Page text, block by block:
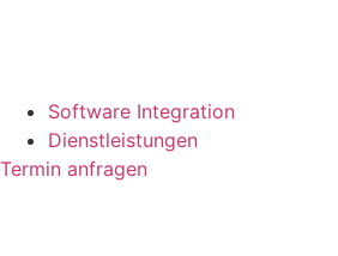
Software Integration
Dienstleistungen
Termin anfragen